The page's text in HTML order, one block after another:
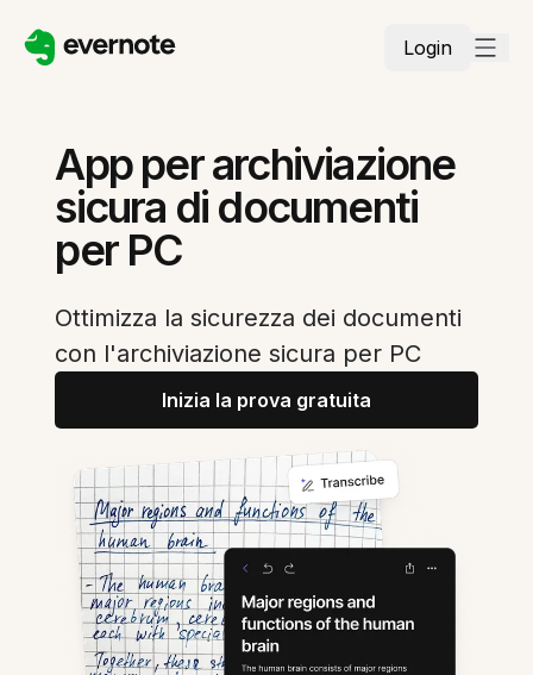
Login
App per archiviazione
sicura di documenti
per PC
Ottimizza la sicurezza dei documenti
con l'archiviazione sicura per PC
Inizia la prova gratuita